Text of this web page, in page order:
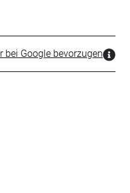
bei Google bevorzugen